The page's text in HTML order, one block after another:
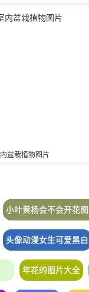
盆栽植物图片
小叶黄杨会不会开花
头像动漫女生可爱黑白
信 年花的图片大全